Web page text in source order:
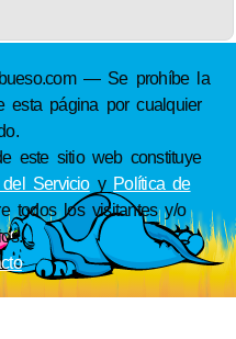
— Se prohíbe la
esta página por cualquier
este sitio web constituye
Servicioy Política de
todos los visitantes y/o